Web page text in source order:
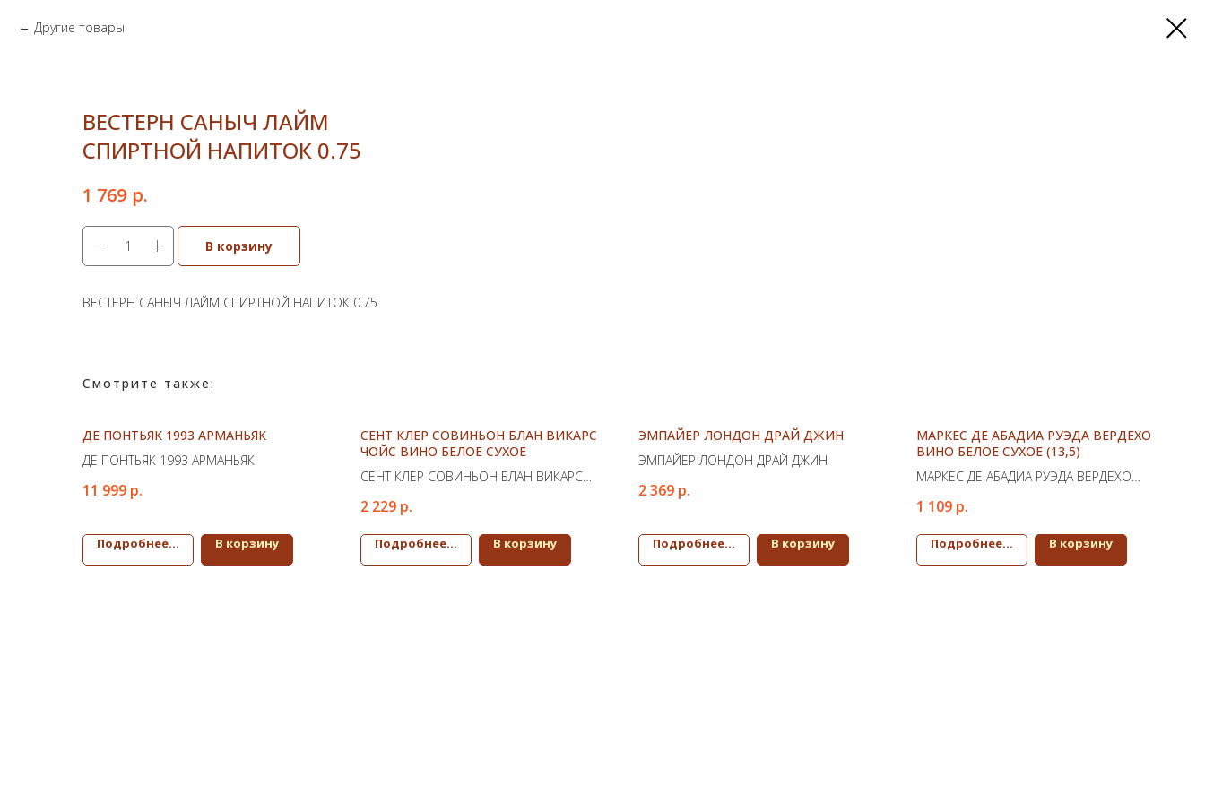
Другие товары
ВЕСТЕРН САНЫЧ ЛАЙМ
СПИРТНОЙ НАПИТОК 0.75
1 769 р.
В корзину
ВЕСТЕРН САНЫЧ ЛАЙМ СПИРТНОЙ НАПИТОК 0.75
Смотрите также:
ДЕ ПОНТЬЯК 1993 АРМАНЬЯК
ДЕ ПОНТЬЯК 1993 АРМАНЬЯК
11 999 р.
Подробнее... В корзину
СЕНТ КЛЕР СОВИНЬОН БЛАН ВИКАРС
ЧОЙС ВИНО БЕЛОЕ СУХОЕ
СЕНТ КЛЕР СОВИНЬОН БЛАН ВИКАРС
2 229 р.
Подробнее... В корзину
ЭМПАЙЕР ЛОНДОН ДРАЙ ДЖИН
ЭМПАЙЕР ЛОНДОН ДРАЙ ДЖИН
2 369 р.
Подробнее... В корзину
МАРКЕС ДЕ АБАДИА РУЭДА ВЕРДЕХО
ВИНО БЕЛОЕ СУХОЕ (13,5)
МАРКЕС ДЕ АБАДИА РУЭДА ВЕРДЕХО
1 109 р.
Подробнее... В корзину